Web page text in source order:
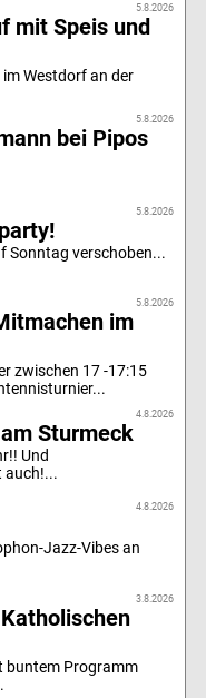
5.8.2026
mit Speis und
Westdorf an der
5.8.2026
bei Pipos
5.8.2026
Sonntag verschoben...
5.8.2026
im
zwischen 17 -17:15
4.8.2026
Sturmeck
Und
auch!...
4.8.2026
Jazz-Vibes an
3.8.2026
buntem Programm